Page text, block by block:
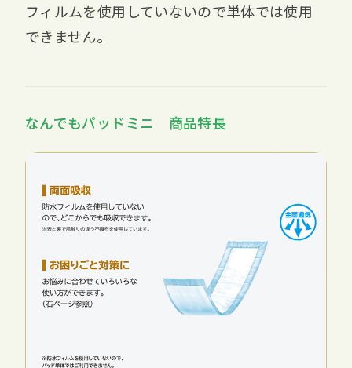
フィルムを使用していないので単体では使用
できません。
なんでもパッドミニ 商品特長